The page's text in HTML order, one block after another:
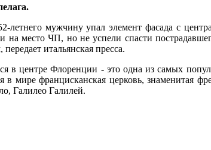
мужчину упал элемент фасада с
на место ЧП, но не успели спасти
итальянская пресса.
в центре Флоренции - это одна из самых
в мире францисканская церковь, знаменитая
Галилео Галилей.